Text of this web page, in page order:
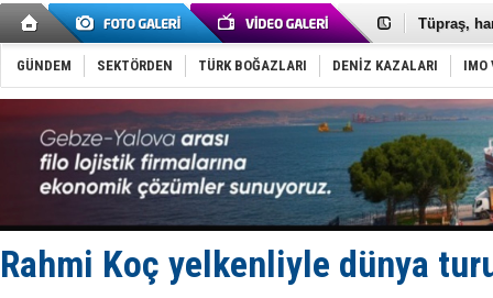
Tüpraş,
İTU AUV,
LNG
PROYAD,
Türkiye-
Türk
Deniz
DÖDER,
Fairline,
Baltık
Runit
Türk
GÜNDEM SEKTÖRDEN TÜRK BOĞAZLARI DENİZ KAZALARI IMO
Rahmi Koç yelkenliyle dünya